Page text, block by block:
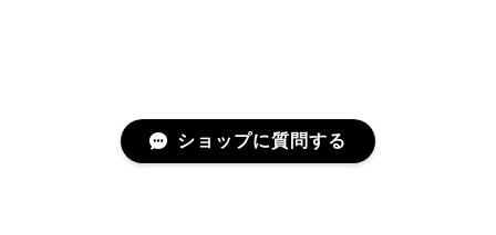
ショップに質問する